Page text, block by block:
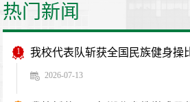
热门新闻
1 我校代表队斩获全国民族健身操
2026-07-13